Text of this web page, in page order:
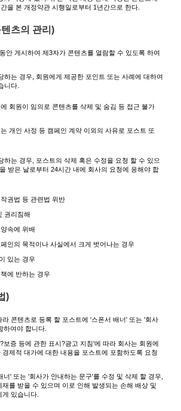
을 본 개정약관 시행일로부터 1년간으로 한다.
츠의 관리)
안 게시하여 제3자가 콘텐츠를 열람할 수 있도록 하여
하는 경우, 회원에게 제공한 포인트 또는 사례에 대하여
니다.
회원이 임의로 콘텐츠를 삭제 및 숨김 등 접근 불가
개인 사정 등 캠페인 계약 이외의 사유로 포스트 또
하는 경우, 포스트의 삭제 혹은 수정을 요청 할 수 있으
받은 날로부터 24시간 내에 회사의 요청에 응해야 합
권법 등 관련법 위반
권리침해
속에 위배
인의 목적이나 사실에서 크게 벗어나는 경우
있는 경우
에 반하는 경우
)
라 콘텐츠로 등록 할 포스트에 '스폰서 배너' 또는 '회사
하여야 합니다.
보증 등에 관한 표시?광고 지침'에 따라 회사는 회원에
제적 대가에 대한 내용을 포스트에 포함하도록 요청
너' 또는 '회사가 안내하는 문구'를 수정 및 삭제 할 경우,
를 받을 수 있으며 이로 인해 발생되는 손해 배상 및
있습니다.